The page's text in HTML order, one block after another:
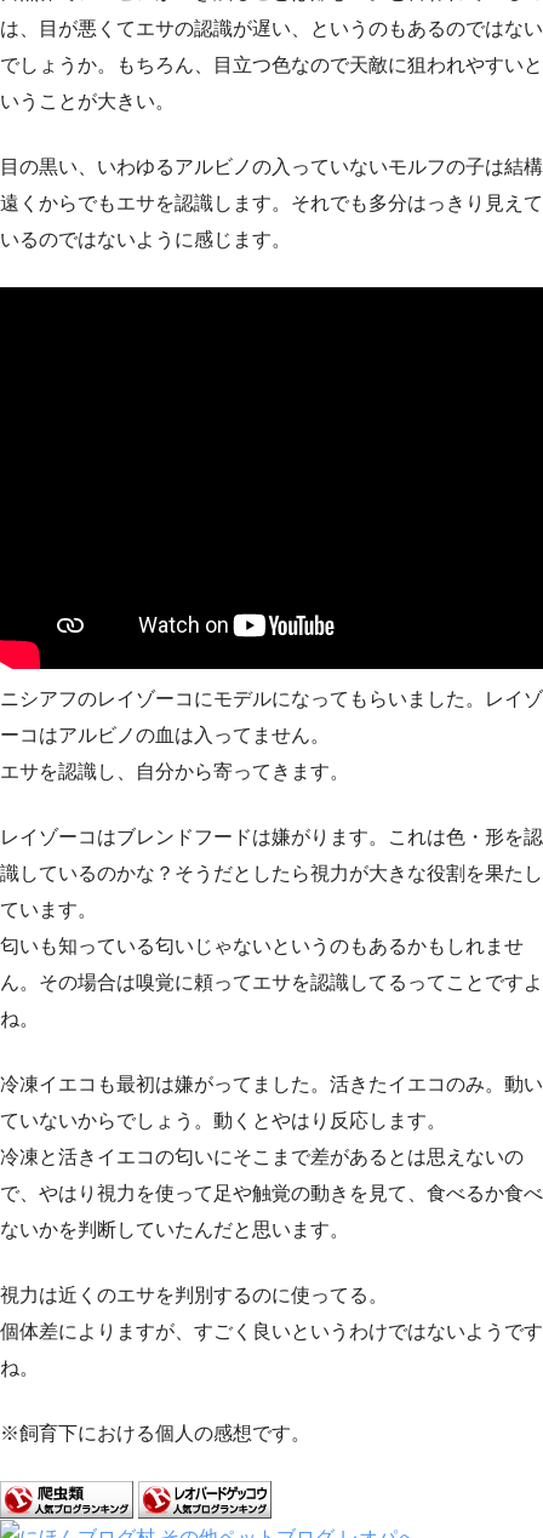
は、目が悪くてエサの認識が遅い、というのもあるのではない
でしょうか。もちろん、目立つ色なので天敵に狙われやすいと
いうことが大きい。
目の黒い、いわゆるアルビノの入っていないモルフの子は結構
遠くからでもエサを認識します。それでも多分はっきり見えて
いるのではないように感じます。
ニシアフのレイゾーコにモデルになってもらいました。レイゾ
ーコはアルビノの血は入ってません。
エサを認識し、自分から寄ってきます。
レイゾーコはブレンドフードは嫌がります。これは色・形を認
識しているのかな？そうだとしたら視力が大きな役割を果たし
ています。
匂いも知っている匂いじゃないというのもあるかもしれませ
ん。その場合は嗅覚に頼ってエサを認識してるってことですよ
ね。
冷凍イエコも最初は嫌がってました。活きたイエコのみ。動い
ていないからでしょう。動くとやはり反応します。
冷凍と活きイエコの匂いにそこまで差があるとは思えないの
で、やはり視力を使って足や触覚の動きを見て、食べるか食べ
ないかを判断していたんだと思います。
視力は近くのエサを判別するのに使ってる。
個体差によりますが、すごく良いというわけではないようです
ね。
※飼育下における個人の感想です。